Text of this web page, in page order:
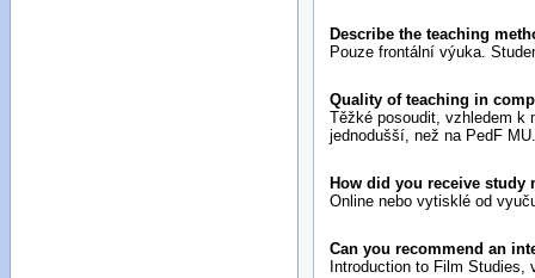
Describe the teaching
Pouze frontální výuka.
Quality of teaching in
Těžké posoudit, vzhledem k
jednodušší, než na PedF
How did you receive study
Online nebo vytisklé od
Can you recommend an
Introduction to Film Studies,